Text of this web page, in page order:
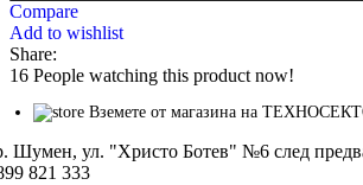
Compare
Add to wishlist
Share:
16 People watching this product now!
Вземете от магазина на
Шумен, ул. "Христо Ботев" №6 след
821 333